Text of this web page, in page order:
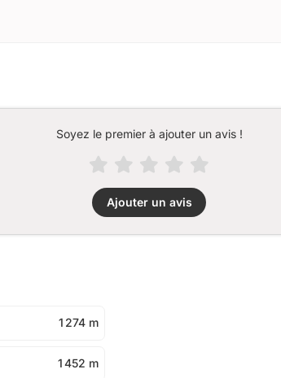
Soyez le premier à ajouter un avis !
Ajouter un avis
1 274 m
1 452 m